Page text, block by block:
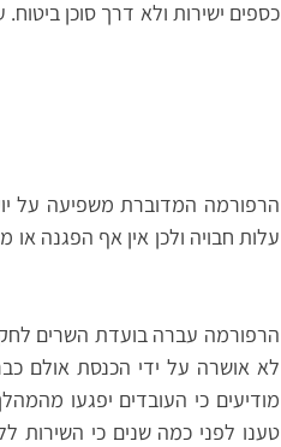
כספים ישירות ולא דרך סוכן ביטוח.
הרפורמה המדוברת משפיעה על
הרפורמה עברה בועדת השרים
לא אושרה על ידי הכנסת אולם
מודיעים כי העובדים יפגעו
טענו לפני כמה שנים כי השירות